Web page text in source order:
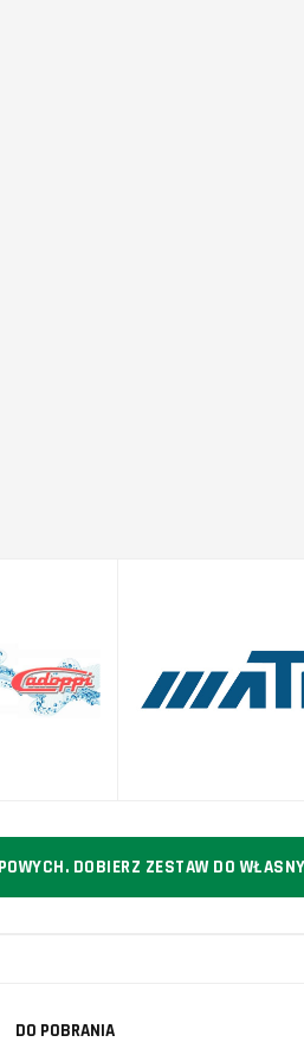
DOBIERZ ZESTAW DO
DO POBRANIA